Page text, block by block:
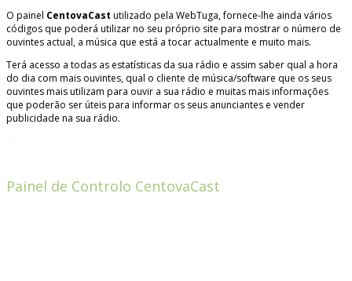
O painel CentovaCast utilizado pela WebTuga, fornece-lhe ainda vários
códigos que poderá utilizar no seu próprio site para mostrar o número de
ouvintes actual, a música que está a tocar actualmente e muito mais.
Terá acesso a todas as estatísticas da sua rádio e assim saber qual a hora
do dia com mais ouvintes, qual o cliente de música/software que os seus
ouvintes mais utilizam para ouvir a sua rádio e muitas mais informações
que poderão ser úteis para informar os seus anunciantes e vender
publicidade na sua rádio.
Painel de Controlo CentovaCast